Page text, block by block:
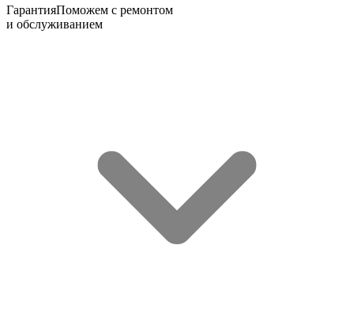
ГарантияПоможем с ремонтом
и обслуживанием